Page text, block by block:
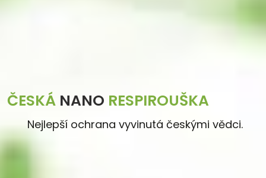
ČESKÁ NANO RESPIROUŠKA
Nejlepší ochrana vyvinutá českými vědci.